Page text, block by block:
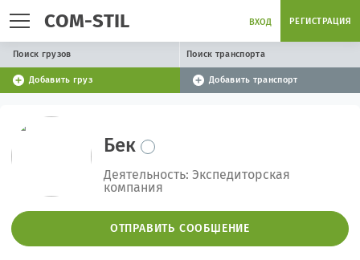
COM-STIL ВХОД РЕГИСТРАЦИЯ
Поиск грузов Поиск транспорта
Добавить груз Добавить транспорт
Бек
Деятельность: Экспедиторская
компания
ОТПРАВИТЬ СООБЩЕНИЕ